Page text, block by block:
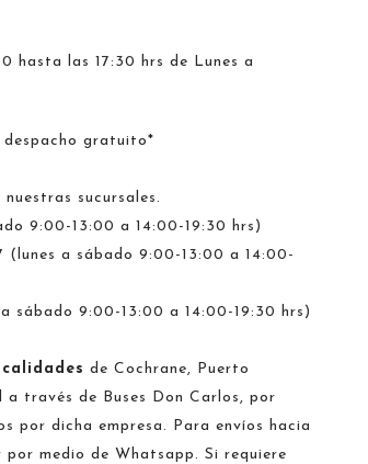
hasta las 17:30 hrs de Lunes a
despacho gratuito*
sucursales.
9:00-13:00 a 14:00-19:30 hrs)
(lunes a sábado 9:00-13:00 a 14:00-
sábado 9:00-13:00 a 14:00-19:30 hrs)
de Cochrane, Puerto
través de Buses Don Carlos, por
por dicha empresa. Para envíos hacia
medio de Whatsapp. Si requiere